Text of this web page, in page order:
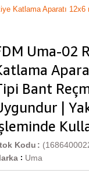
Katlama Aparatı
Uma-02
Bant
|
Kodu
: Uma